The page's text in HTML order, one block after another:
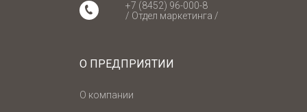
+7 (8452) 96-000-8
/ Отдел маркетинга /
О ПРЕДПРИЯТИИ
О компании